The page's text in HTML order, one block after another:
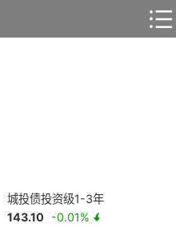
城投债投资级1-3年
143.10
-0.01%